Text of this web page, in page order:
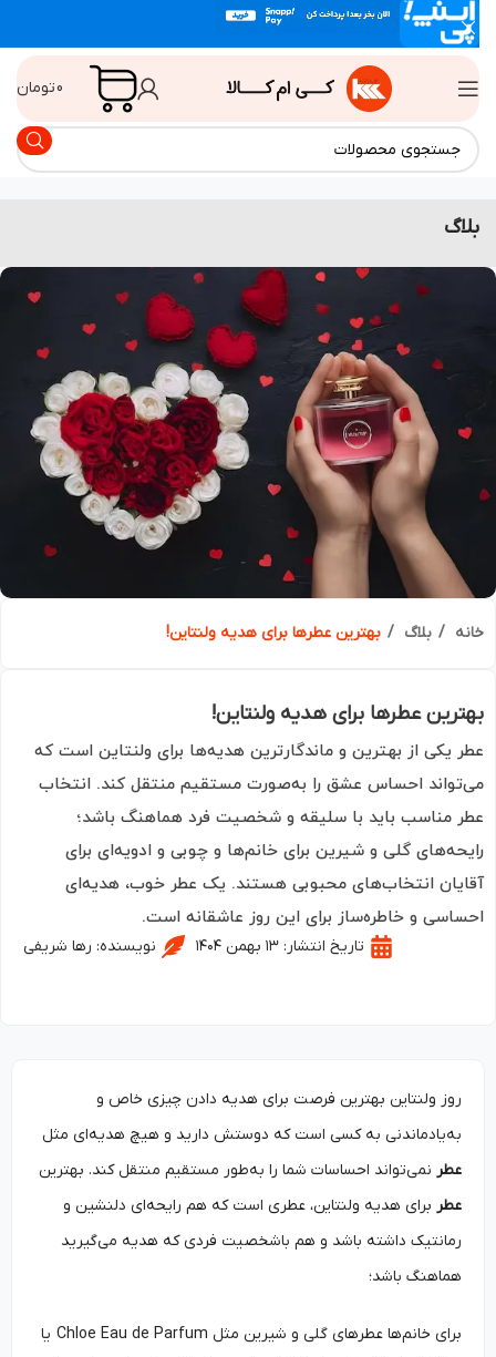
تومان
بلاگ بهترین عطرها برای هدیه ولنتاین!
عطرها برای هدیه ولنتاین!
یکی از بهترین و ماندگارترین هدیه‌ها برای ولنتاین است که
احساس عشق را به‌صورت مستقیم منتقل کند. انتخاب
مناسب باید با سلیقه و شخصیت فرد هماهنگ باشد؛
گلی و شیرین برای خانم‌ها و چوبی و ادویه‌ای برای
انتخاب‌های محبوبی هستند. یک عطر خوب، هدیه‌ای
و خاطره‌ساز برای این روز عاشقانه است.
تاریخ انتشار: ۱۳ بهمن ۱۴۰۴ نویسنده:رها شریفی
روز ولنتاین بهترین فرصت برای هدیه دادن چیزی خاص و
به‌یادماندنی به کسی است که دوستش دارید و هیچ هدیه‌ای مثل
نمی‌تواند احساسات شما را به‌طور مستقیم منتقل کند. بهترین
برای هدیه ولنتاین، عطری است که هم رایحه‌ای دلنشین و
رمانتیک داشته باشد و هم باشخصیت فردی که هدیه می‌گیرید
هماهنگ باشد؛
برای خانم‌ها عطرهای گلی و شیرین مثل Chloe Eau de Parfum یا